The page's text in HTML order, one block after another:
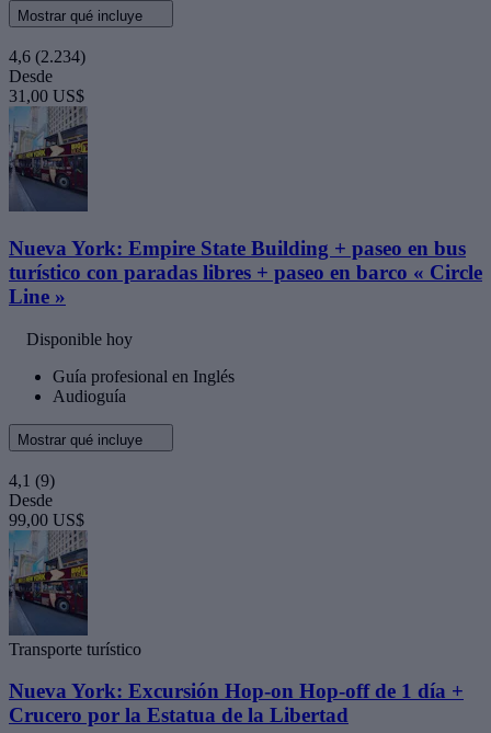
Mostrar qué incluye
4,6 (2.234)
Desde
31,00 US$
Nueva York: Empire State Building + paseo en bus
turístico con paradas libres + paseo en barco « Circle
Line »
Disponible hoy
Guía profesional en Inglés
Audioguía
Mostrar qué incluye
4,1 (9)
Desde
99,00 US$
Transporte turístico
Nueva York: Excursión Hop-on Hop-off de 1 día +
Crucero por la Estatua de la Libertad